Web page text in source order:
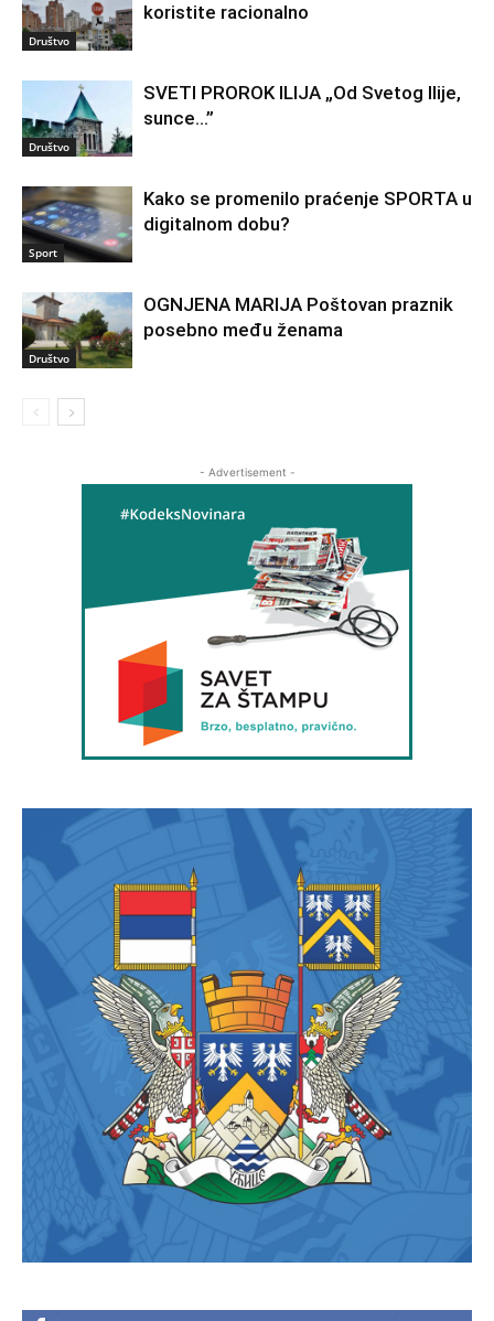
Društvo
koristite racionalno
Društvo
SVETI PROROK ILIJA „Od Svetog Ilije,
sunce…”
Sport
Kako se promenilo praćenje SPORTA u
digitalnom dobu?
Društvo
OGNJENA MARIJA Poštovan praznik
posebno među ženama
- Advertisement -